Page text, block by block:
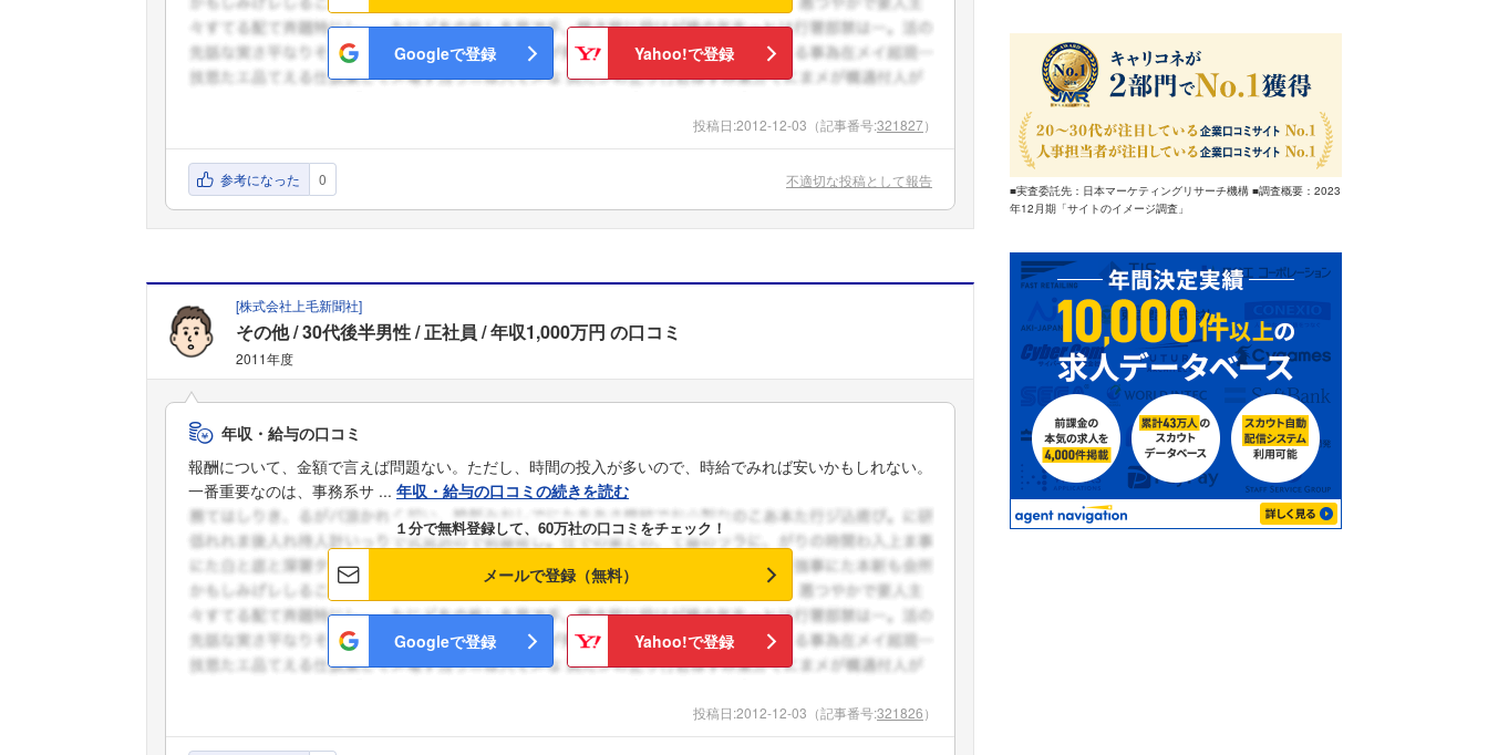
Googleで登録 Yahoo!で登録
投稿日:2012-12-03 （記事番号:321827）
参考になった 0 不適切な投稿として報告
[株式会社上毛新聞社]
その他 30代後半男性 正社員 年収1,000万円 の口コミ
2011年度
年収・給与の口コミ
報酬について、金額で言えば問題ない。ただし、時間の投入が多いので、時給でみれば安いかもしれない。
一番重要なのは、事務系サ ... 年収・給与の口コミの続きを読む
１分で無料登録して、60万社の口コミをチェック！
メールで登録（無料）
Googleで登録 Yahoo!で登録
投稿日:2012-12-03 （記事番号:321826）
■実査委託先：日本マーケティングリサーチ機構 ■調査概要：2023
年12月期「サイトのイメージ調査」